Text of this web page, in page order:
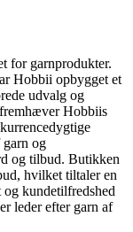
for garnprodukter.
Hobbii opbygget et
udvalg og
fremhæver Hobbiis
og
og tilbud. Butikken
hvilket tiltaler en
kundetilfredshed
leder efter garn af